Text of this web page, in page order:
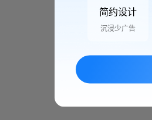
简约设计
沉浸少广告